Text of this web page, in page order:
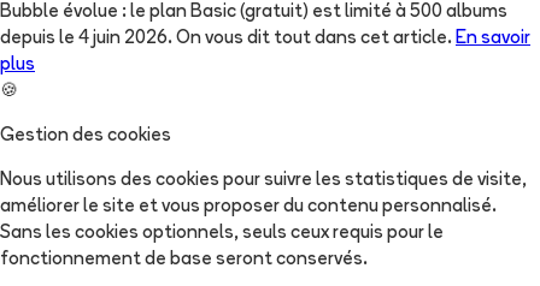
Bubble évolue : le plan Basic (gratuit) est limité à 500 albums
depuis le 4 juin 2026. On vous dit tout dans cet article. En savoir
plus
🍪
Gestion des cookies
Nous utilisons des cookies pour suivre les statistiques de visite,
améliorer le site et vous proposer du contenu personnalisé.
Sans les cookies optionnels, seuls ceux requis pour le
fonctionnement de base seront conservés.